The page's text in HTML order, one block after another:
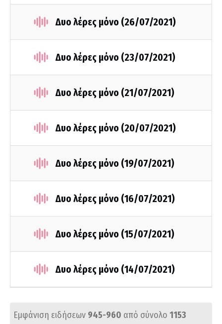
Δυο λέρες μόνο (26/07/2021)
Δυο λέρες μόνο (23/07/2021)
Δυο λέρες μόνο (21/07/2021)
Δυο λέρες μόνο (20/07/2021)
Δυο λέρες μόνο (19/07/2021)
Δυο λέρες μόνο (16/07/2021)
Δυο λέρες μόνο (15/07/2021)
Δυο λέρες μόνο (14/07/2021)
Εμφάνιση ειδήσεων 945-960 από σύνολο 1153